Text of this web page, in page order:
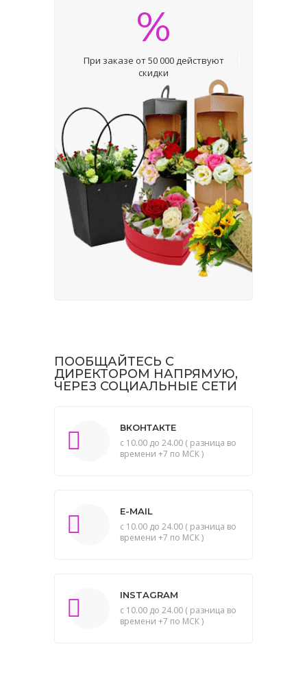
%
При заказе от 50 000 действуют
скидки
ПООБЩАЙТЕСЬ С
ДИРЕКТОРОМ НАПРЯМУЮ,
ЧЕРЕЗ СОЦИАЛЬНЫЕ СЕТИ
ВКОНТАКТЕ
с 10.00 до 24.00 ( разница во
времени +7 по МСК )
E-MAIL
с 10.00 до 24.00 ( разница во
времени +7 по МСК )
INSTAGRAM
с 10.00 до 24.00 ( разница во
времени +7 по МСК )